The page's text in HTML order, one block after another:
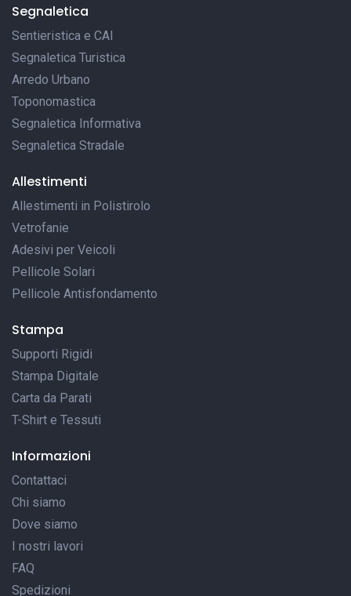
Segnaletica
Sentieristica e CAI
Segnaletica Turistica
Arredo Urbano
Toponomastica
Segnaletica Informativa
Segnaletica Stradale
Allestimenti
Allestimenti in Polistirolo
Vetrofanie
Adesivi per Veicoli
Pellicole Solari
Pellicole Antisfondamento
Stampa
Supporti Rigidi
Stampa Digitale
Carta da Parati
T-Shirt e Tessuti
Informazioni
Contattaci
Chi siamo
Dove siamo
I nostri lavori
FAQ
Spedizioni